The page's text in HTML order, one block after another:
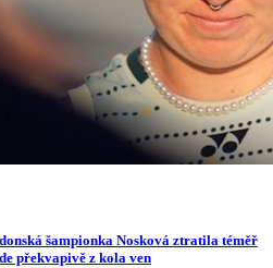
šampionka Nosková ztratila téměř
překvapivě z kola ven